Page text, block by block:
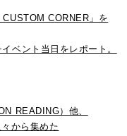
CORNER」を
ベント当日をレポート。
READING）他、
から集めた